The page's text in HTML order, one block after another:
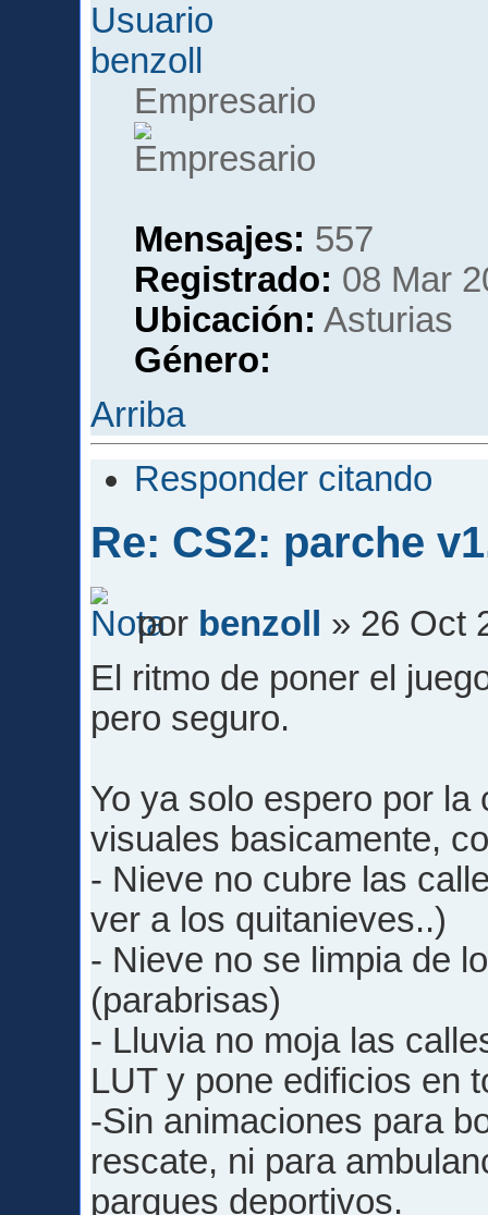
benzoll
Empresario
Mensajes: 557
Registrado: 08 Mar
Ubicación: Asturias
Género:
Arriba
Responder citando
Re: CS2: parche
por benzoll
» 26 Oct
El ritmo de poner el
pero seguro.
Yo ya solo espero por
visuales basicamente,
- Nieve no cubre las
ver a los quitanieves..)
- Nieve no se limpia de
(parabrisas)
- Lluvia no moja las
LUT y pone edificios en
-Sin animaciones para
rescate, ni para
parques deportivos.